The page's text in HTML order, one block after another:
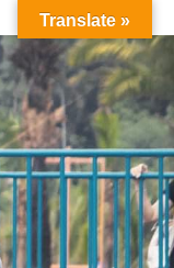
Translate »